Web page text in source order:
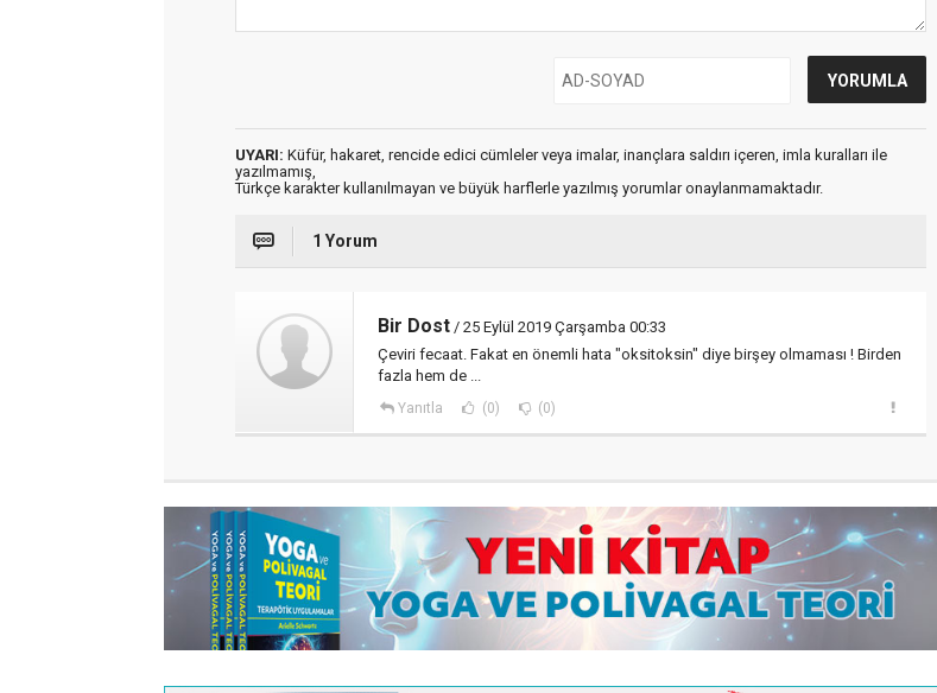
UYARI: Küfür, hakaret, rencide edici cümleler veya imalar, inançlara saldırı içeren, imla kuralları ile
yazılmamış,
Türkçe karakter kullanılmayan ve büyük harflerle yazılmış yorumlar onaylanmamaktadır.
1 Yorum
Bir Dost / 25 Eylül 2019 Çarşamba 00:33
Çeviri fecaat. Fakat en önemli hata "oksitoksin" diye birşey olmaması ! Birden
fazla hem de ...
Yanıtla (0) (0)